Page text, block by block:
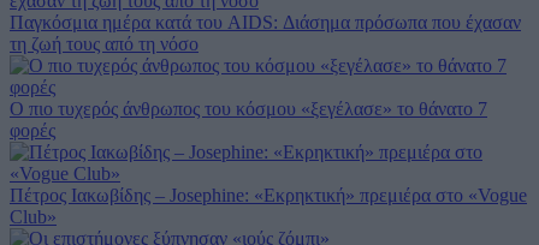
Παγκόσμια ημέρα κατά του AIDS: Διάσημα πρόσωπα που έχασαν
τη ζωή τους από τη νόσο
Ο πιο τυχερός άνθρωπος του κόσμου «ξεγέλασε» το θάνατο 7
φορές
Πέτρος Ιακωβίδης – Josephine: «Εκρηκτική» πρεμιέρα στο «Vogue
Club»